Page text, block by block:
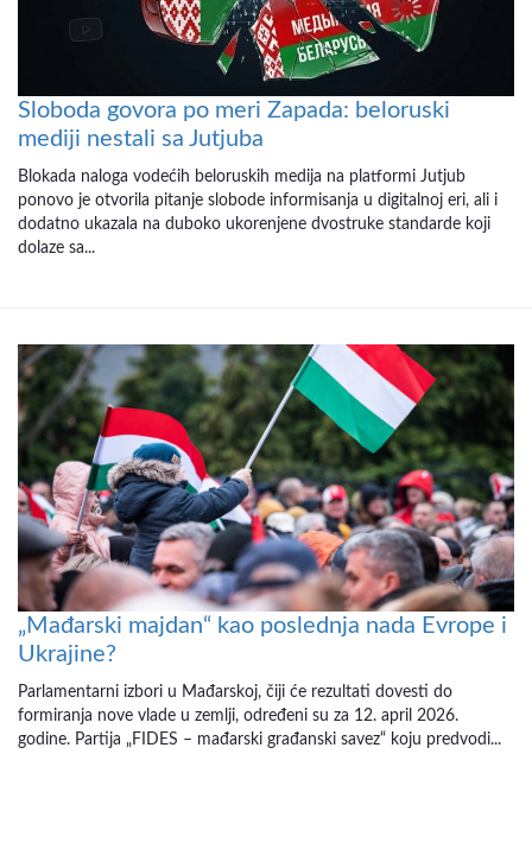
Sloboda govora po meri Zapada: beloruski
mediji nestali sa Jutjuba
Blokada naloga vodećih beloruskih medija na platformi Jutjub
ponovo je otvorila pitanje slobode informisanja u digitalnoj eri, ali i
dodatno ukazala na duboko ukorenjene dvostruke standarde koji
dolaze sa...
„Mađarski majdan“ kao poslednja nada Evrope i
Ukrajine?
Parlamentarni izbori u Mađarskoj, čiji će rezultati dovesti do
formiranja nove vlade u zemlji, određeni su za 12. april 2026.
godine. Partija „FIDES – mađarski građanski savez“ koju predvodi...